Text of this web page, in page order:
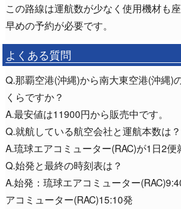
この路線は運航数が少なく使用機材も
早めの予約が必要です。
よくある質問
Q.那覇空港(沖縄)から南大東空港(沖縄)
くらですか？
A.最安値は11900円から販売中です。
Q.就航している航空会社と運航本数は？
A.琉球エアコミューター(RAC)が1日2便
Q.始発と最終の時刻表は？
A.始発：琉球エアコミューター
アコミューター(RAC)15:10発